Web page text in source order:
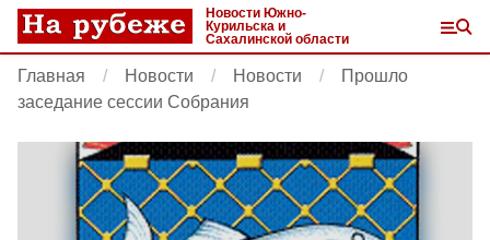
Новости Южно-
Курильска и
Сахалинской области
Главная Новости Новости
Прошло
заседание сессии Собрания